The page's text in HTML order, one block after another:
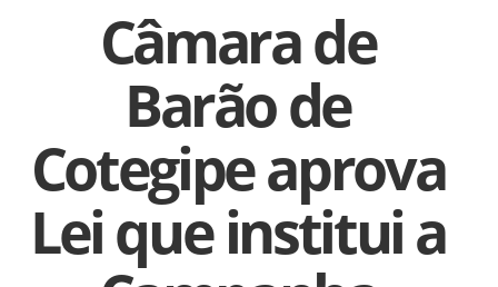
Câmara de
Barão de
Cotegipe aprova
Lei que institui a